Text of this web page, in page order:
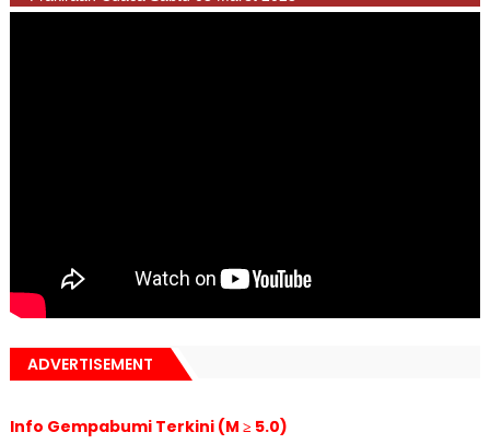
ADVERTISEMENT
Info Gempabumi Terkini (M ≥ 5.0)